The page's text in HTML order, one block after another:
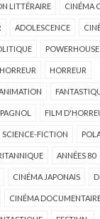
LITTÉRAIRE CINÉMA
ADOLESCENCE
POWERHOUSE
HORREUR
FILM
SCIENCE-FICTION
ANNÉES 80
CINÉMA JAPONAIS
CINÉMA